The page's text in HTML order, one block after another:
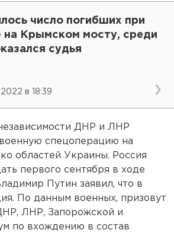
число погибших при
на Крымском мосту, среди
судья
2022 в 18:39
ДНР и ЛНР
спецоперацию на
областей Украины. Россия
первого сентября в ходе
Путин заявил, что в
По данным военных, призовут
ЛНР, Запорожской и
по вхождению в состав